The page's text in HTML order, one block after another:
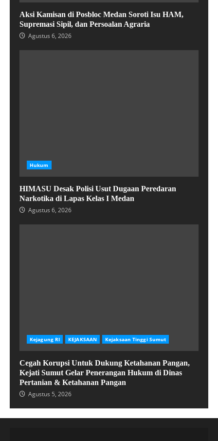
Aksi Kamisan di Posbloc Medan Soroti Isu HAM,
Supremasi Sipil, dan Persoalan Agraria
Agustus 6, 2026
Hukum
HIMASU Desak Polisi Usut Dugaan Peredaran
Narkotika di Lapas Kelas I Medan
Agustus 6, 2026
Kejagung RI KEJAKSAAN Kejaksaan Tinggi Sumut
Cegah Korupsi Untuk Dukung Ketahanan Pangan,
Kejati Sumut Gelar Penerangan Hukum di Dinas
Pertanian & Ketahanan Pangan
Agustus 5, 2026